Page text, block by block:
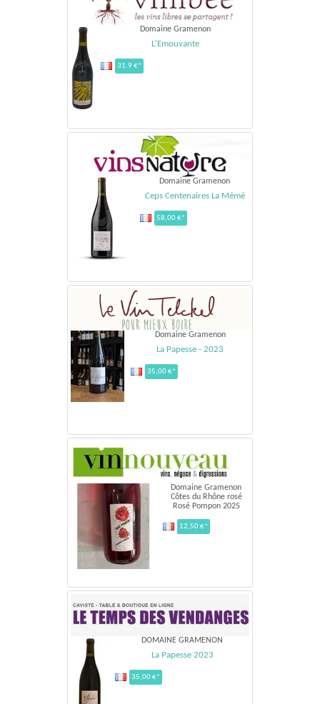
Domaine Gramenon
L'Emouvante
31.9 €*
Domaine Gramenon
Ceps Centenaires La Mémé
58,00 €*
Domaine Gramenon
La Papesse - 2023
35,00 €*
Domaine Gramenon
Côtes du Rhône rosé
Rosé Pompon 2025
12,50 €*
DOMAINE GRAMENON
La Papesse 2023
35,00 €*